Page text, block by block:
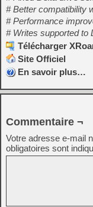
# Better compatibility
# Performance
# Writes supported to
Télécharger
Site Officiel
En savoir plus…
Commentaire ¬
Votre adresse e-mail
obligatoires sont